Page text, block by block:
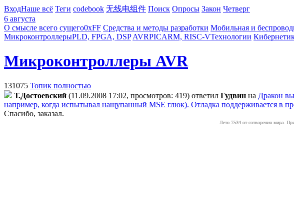
ВходНаше всё Теги codebook 无线电组件 Поиск Опросы Закон Четверг
6 августа
О смысле всего сущего0xFF Средства и методы разработки Мобильная и
МикроконтроллерыPLD, FPGA, DSP AVRPICARM, RISC-VТехнологии
Микроконтроллеры AVR
131075 Топик полностью
Т.Достоевский (11.09.2008 17:02, просмотров: 419) ответил Гудвин на Дракон
например, когда испытывал нащупанный MSE глюк). Отладка поддерживается в
Спасибо, заказал.
Лето 7534 от сотворения мира.